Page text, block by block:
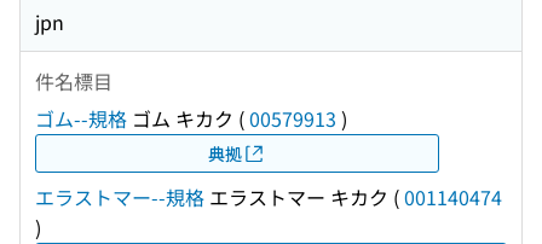
jpn
件名標目
ゴム--規格 ゴム キカク (00579913 )
典拠
エラストマー--規格 エラストマー キカク (001140474
)